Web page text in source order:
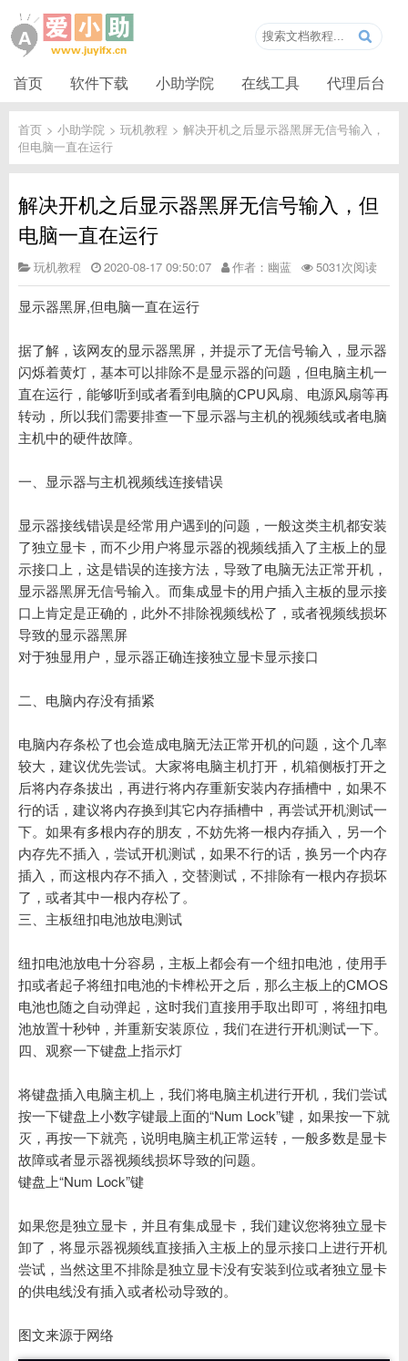
首页 软件下载 小助学院 在线工具 代理后台
首页 > 小助学院 > 玩机教程 > 解决开机之后显示器黑屏无信号输入，
但电脑一直在运行
解决开机之后显示器黑屏无信号输入，但
电脑一直在运行
玩机教程 2020-08-17 09:50:07 作者：幽蓝 5031次阅读
显示器黑屏,但电脑一直在运行
据了解，该网友的显示器黑屏，并提示了无信号输入，显示器
闪烁着黄灯，基本可以排除不是显示器的问题，但电脑主机一
直在运行，能够听到或者看到电脑的CPU风扇、电源风扇等再
转动，所以我们需要排查一下显示器与主机的视频线或者电脑
主机中的硬件故障。
一、显示器与主机视频线连接错误
显示器接线错误是经常用户遇到的问题，一般这类主机都安装
了独立显卡，而不少用户将显示器的视频线插入了主板上的显
示接口上，这是错误的连接方法，导致了电脑无法正常开机，
显示器黑屏无信号输入。而集成显卡的用户插入主板的显示接
口上肯定是正确的，此外不排除视频线松了，或者视频线损坏
导致的显示器黑屏
对于独显用户，显示器正确连接独立显卡显示接口
二、电脑内存没有插紧
电脑内存条松了也会造成电脑无法正常开机的问题，这个几率
较大，建议优先尝试。大家将电脑主机打开，机箱侧板打开之
后将内存条拔出，再进行将内存重新安装内存插槽中，如果不
行的话，建议将内存换到其它内存插槽中，再尝试开机测试一
下。如果有多根内存的朋友，不妨先将一根内存插入，另一个
内存先不插入，尝试开机测试，如果不行的话，换另一个内存
插入，而这根内存不插入，交替测试，不排除有一根内存损坏
了，或者其中一根内存松了。
三、主板纽扣电池放电测试
纽扣电池放电十分容易，主板上都会有一个纽扣电池，使用手
扣或者起子将纽扣电池的卡榫松开之后，那么主板上的CMOS
电池也随之自动弹起，这时我们直接用手取出即可，将纽扣电
池放置十秒钟，并重新安装原位，我们在进行开机测试一下。
四、观察一下键盘上指示灯
将键盘插入电脑主机上，我们将电脑主机进行开机，我们尝试
按一下键盘上小数字键最上面的“Num Lock”键，如果按一下就
灭，再按一下就亮，说明电脑主机正常运转，一般多数是显卡
故障或者显示器视频线损坏导致的问题。
键盘上“Num Lock”键
如果您是独立显卡，并且有集成显卡，我们建议您将独立显卡
卸了，将显示器视频线直接插入主板上的显示接口上进行开机
尝试，当然这里不排除是独立显卡没有安装到位或者独立显卡
的供电线没有插入或者松动导致的。
图文来源于网络